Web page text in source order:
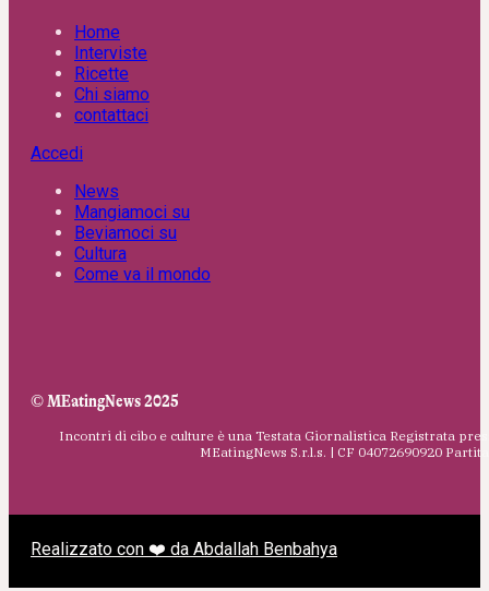
Home
Interviste
Ricette
Chi siamo
contattaci
Accedi
News
Mangiamoci su
Beviamoci su
Cultura
Come va il mondo
© MEatingNews 2025
Incontri di cibo e culture è una Testata Giornalistica Registrata
MEatingNews S.r.l.s. | CF 04072690920
Realizzato con ❤️ da Abdallah Benbahya